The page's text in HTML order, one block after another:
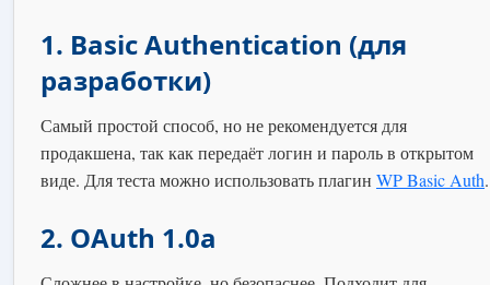
1. Basic Authentication (для
разработки)
Самый простой способ, но не рекомендуется для
продакшена, так как передаёт логин и пароль в открытом
виде. Для теста можно использовать плагин WP Basic Auth.
2. OAuth 1.0a